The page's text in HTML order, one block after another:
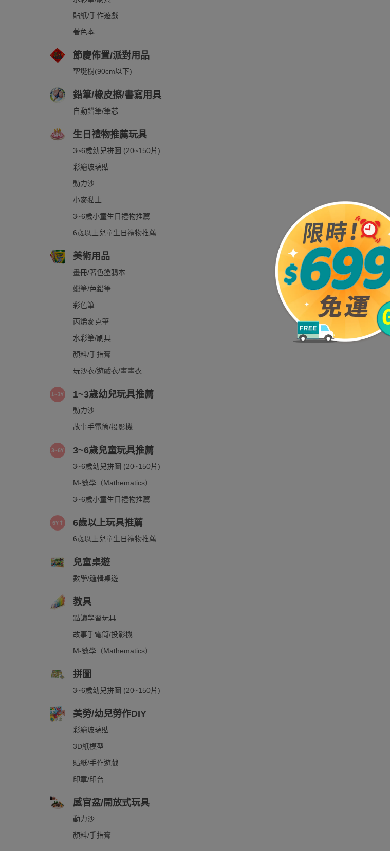
貼紙/手作遊戲
著色本
節慶佈置/派對用品
聖誕樹(90cm以下)
鉛筆/橡皮擦/書寫用具
自動鉛筆/筆芯
生日禮物推薦玩具
3~6歲幼兒拼圖 (20~150片)
彩繪玻璃貼
動力沙
小麥黏土
3~6歲小童生日禮物推薦
6歲以上兒童生日禮物推薦
美術用品
畫冊/著色塗鴉本
蠟筆/色鉛筆
彩色筆
丙烯麥克筆
水彩筆/刷具
顏料/手指膏
玩沙衣/遊戲衣/畫畫衣
1~3歲幼兒玩具推薦
動力沙
故事手電筒/投影機
3~6歲兒童玩具推薦
3~6歲幼兒拼圖 (20~150片)
M-數學（Mathematics）
3~6歲小童生日禮物推薦
6歲以上玩具推薦
6歲以上兒童生日禮物推薦
兒童桌遊
數學/邏輯桌遊
教具
點讀學習玩具
故事手電筒/投影機
M-數學（Mathematics）
拼圖
3~6歲幼兒拼圖 (20~150片)
美勞/幼兒勞作DIY
彩繪玻璃貼
3D紙模型
貼紙/手作遊戲
印章/印台
感官盆/開放式玩具
動力沙
顏料/手指膏